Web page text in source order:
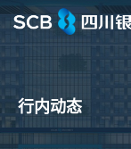
行内动态